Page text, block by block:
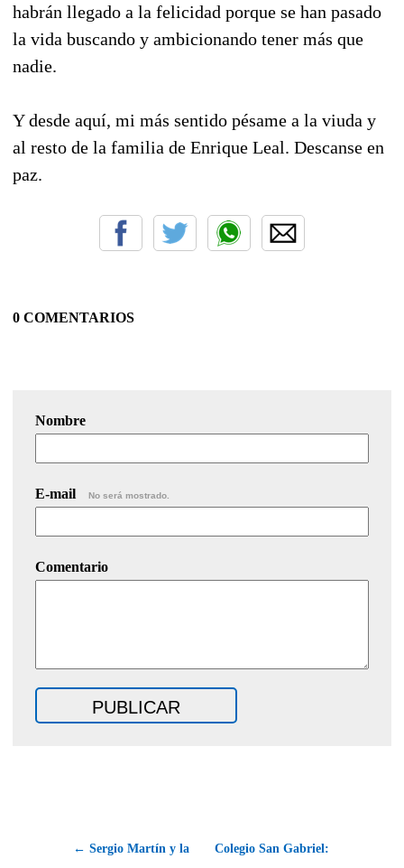
habrán llegado a la felicidad porque se han pasado
la vida buscando y ambicionando tener más que
nadie.
Y desde aquí, mi más sentido pésame a la viuda y
al resto de la familia de Enrique Leal. Descanse en
paz.
0 COMENTARIOS
Nombre
E-mail No será mostrado.
Comentario
← Sergio Martín y la
Colegio San Gabriel: